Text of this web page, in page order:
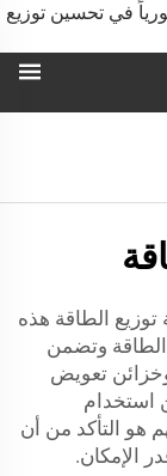
في تحسين توزيع
توزيع الطاقة هذه
وتضمن
تعويض
استخدام
هو التأكد من أن
الإمكان.